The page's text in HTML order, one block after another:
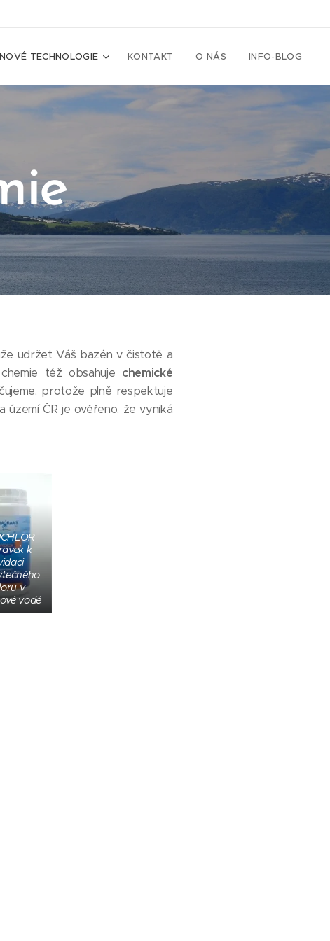
TECHNOLOGIE KONTAKT O NÁS INFO-BLOG
udržet Váš bazén v čistotě a
též obsahuje chemické
protože plně respektuje
území ČR je ověřeno, že vyniká
k
v
vodě